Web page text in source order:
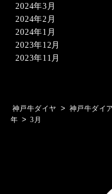
2024年3月
2024年2月
2024年1月
2023年12月
2023年11月
神戸牛ダイヤ > 神戸牛ダイ
年 > 3月